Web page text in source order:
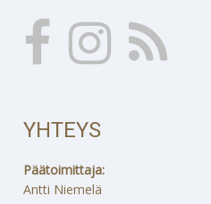
YHTEYS
Päätoimittaja:
Antti Niemelä